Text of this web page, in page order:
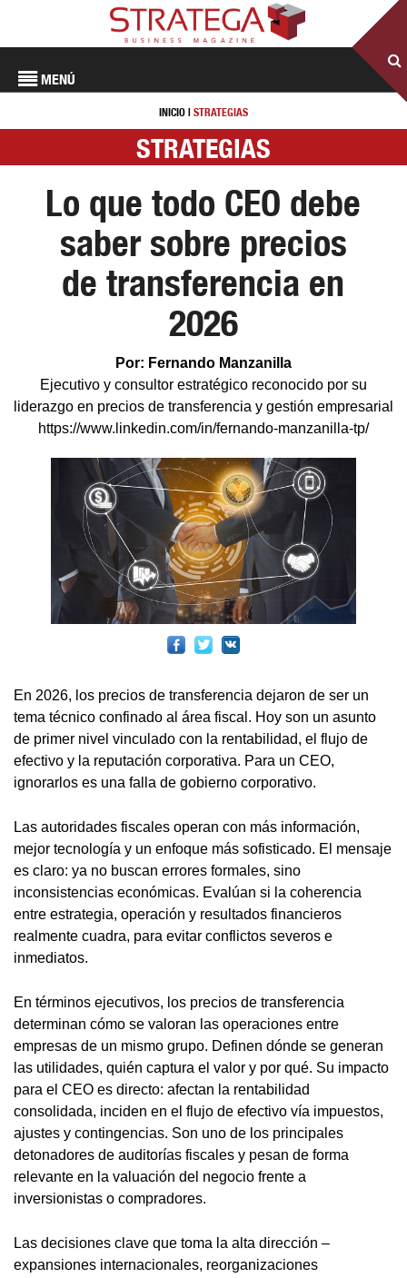
MENÚ
INICIO | STRATEGIAS
STRATEGIAS
Lo que todo CEO debe
saber sobre precios
de transferencia en
2026
Por: Fernando Manzanilla
Ejecutivo y consultor estratégico reconocido por su
liderazgo en precios de transferencia y gestión empresarial
https://www.linkedin.com/in/fernando-manzanilla-tp/
En 2026, los precios de transferencia dejaron de ser un
tema técnico confinado al área fiscal. Hoy son un asunto
de primer nivel vinculado con la rentabilidad, el flujo de
efectivo y la reputación corporativa. Para un CEO,
ignorarlos es una falla de gobierno corporativo.
Las autoridades fiscales operan con más información,
mejor tecnología y un enfoque más sofisticado. El mensaje
es claro: ya no buscan errores formales, sino
inconsistencias económicas. Evalúan si la coherencia
entre estrategia, operación y resultados financieros
realmente cuadra, para evitar conflictos severos e
inmediatos.
En términos ejecutivos, los precios de transferencia
determinan cómo se valoran las operaciones entre
empresas de un mismo grupo. Definen dónde se generan
las utilidades, quién captura el valor y por qué. Su impacto
para el CEO es directo: afectan la rentabilidad
consolidada, inciden en el flujo de efectivo vía impuestos,
ajustes y contingencias. Son uno de los principales
detonadores de auditorías fiscales y pesan de forma
relevante en la valuación del negocio frente a
inversionistas o compradores.
Las decisiones clave que toma la alta dirección –
expansiones internacionales, reorganizaciones